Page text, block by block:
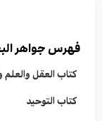
فهرس جواهر
كتاب العقل والعلم
كتاب التوحيد